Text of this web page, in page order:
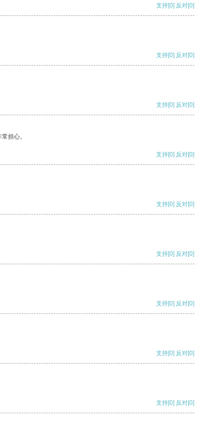
支持[0] 反对[0]
支持[0] 反对[0]
支持[0] 反对[0]
担心。
支持[0] 反对[0]
支持[0] 反对[0]
支持[0] 反对[0]
支持[0] 反对[0]
支持[0] 反对[0]
支持[0] 反对[0]